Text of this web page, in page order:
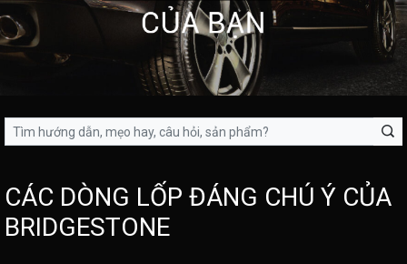
CÁC DÒNG LỐP ĐÁNG CHÚ Ý CỦA
BRIDGESTONE